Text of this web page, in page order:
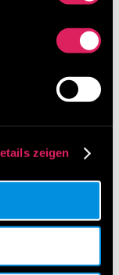
zeigen
in 3 Minuten